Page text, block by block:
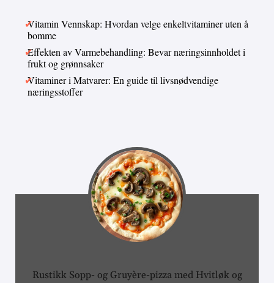
Vitamin Vennskap: Hvordan velge enkeltvitaminer uten å
bomme
Effekten av Varmebehandling: Bevar næringsinnholdet i
frukt og grønnsaker
Vitaminer i Matvarer: En guide til livsnødvendige
næringsstoffer
Rustikk Sopp- og Gruyère-pizza med Hvitløk og